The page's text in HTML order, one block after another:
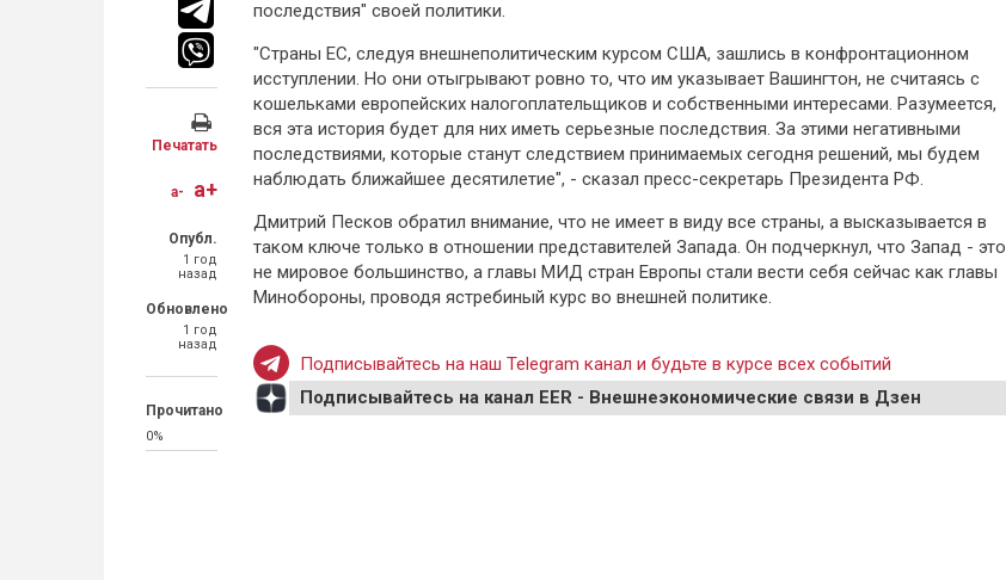
Печатать
a- a+
Опубл.
1 год
назад
Обновлено
1 год
назад
Прочитано
0%
последствия" своей политики.
"Страны ЕС, следуя внешнеполитическим курсом США, зашлись в конфронтационном
исступлении. Но они отыгрывают ровно то, что им указывает Вашингтон, не считаясь с
кошельками европейских налогоплательщиков и собственными интересами. Разумеется,
вся эта история будет для них иметь серьезные последствия. За этими негативными
последствиями, которые станут следствием принимаемых сегодня решений, мы будем
наблюдать ближайшее десятилетие", - сказал пресс-секретарь Президента РФ.
Дмитрий Песков обратил внимание, что не имеет в виду все страны, а высказывается в
таком ключе только в отношении представителей Запада. Он подчеркнул, что Запад - это
не мировое большинство, а главы МИД стран Европы стали вести себя сейчас как главы
Минобороны, проводя ястребиный курс во внешней политике.
Подписывайтесь на наш Telegram канал и будьте в курсе всех событий
Подписывайтесь на канал EER - Внешнеэкономические связи в Дзен